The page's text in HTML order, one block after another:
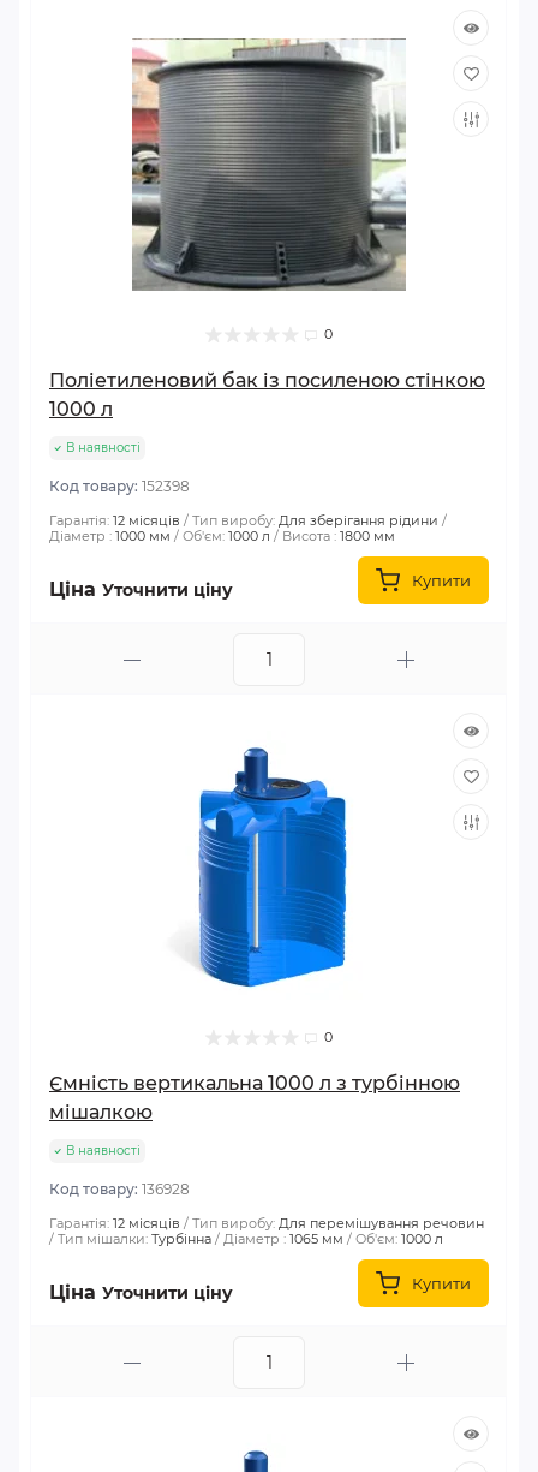
0
Поліетиленовий бак із посиленою стінкою
1000 л
В наявності
Код товару: 152398
Гарантія: 12 місяців Тип виробу: Для зберігання рідини
Діаметр : 1000 мм Об'єм: 1000 л Висота : 1800 мм
Ціна Уточнити ціну Купити
0
Ємність вертикальна 1000 л з турбінною
мішалкою
В наявності
Код товару: 136928
Гарантія: 12 місяців Тип виробу: Для перемішування речовин
Тип мішалки: Турбінна Діаметр : 1065 мм Об'єм: 1000 л
Ціна Уточнити ціну Купити